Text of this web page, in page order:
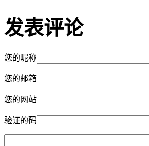
发表评论
您的昵称
您的邮箱
您的网站
验证的码